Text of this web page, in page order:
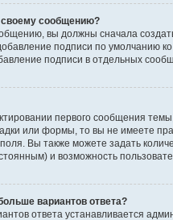
своему сообщению?
вы должны сначала
подписи по умолчанию
подписи в отдельных
первого сообщения
или формы, то вы не имеете
поля. Вы также можете задать
и возможность
вариантов ответа?
ответа устанавливается